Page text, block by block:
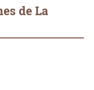
de La